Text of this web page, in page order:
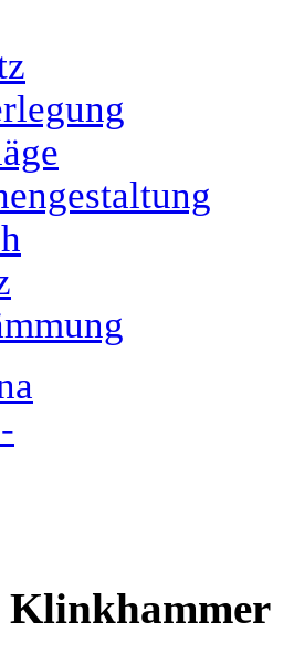
Klinkhammer